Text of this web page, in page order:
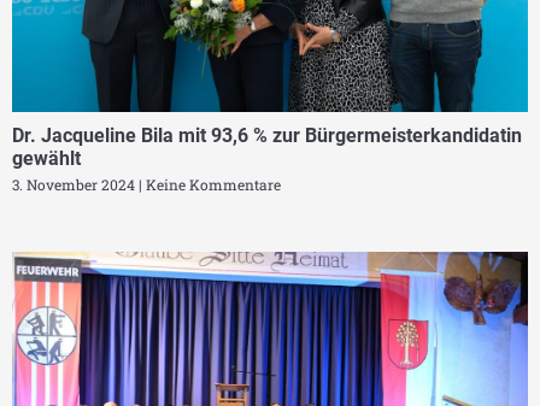
Dr. Jacqueline Bila mit 93,6 % zur Bürgermeisterkandidatin
gewählt
3. November 2024 Keine Kommentare